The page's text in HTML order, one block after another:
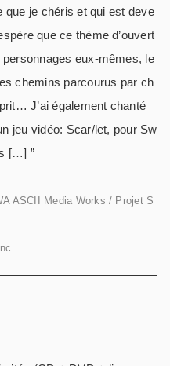
que je chéris et qui est deve
que ce thème d’ouvert
eux-mêmes, le
chemins parcourus par ch
J’ai également chanté
jeu vidéo: Scar/let, pour Sw
[…] ”
ASCII Media Works / Projet S